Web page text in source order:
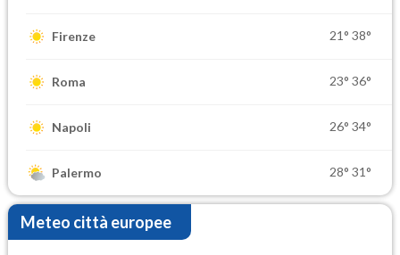
Firenze 21° 38°
Roma 23° 36°
Napoli 26° 34°
Palermo 28° 31°
Meteo città europee